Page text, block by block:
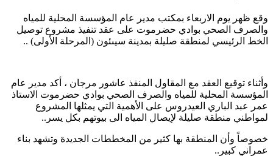
وقع ظهر يوم الاربعاء بمكتب مدير عام المؤسسة المحلية للمياه
والصرف الصحي بوادي حضرموت على عقد تنفيذ مشروع توصيل
الخط الرئيسي لمنطقة صليلة بمدينة سيىئون (المرحلة الأولى) ..
وأثناء توقيع العقد مع المقاول المنفذ عاشور مرجان ، أكد مدير عام
المؤسسة المحلية للمياه والصرف الصحي بوادي حضرموت الاستاذ
عمر عبد الباري العيدروس على الأهمية التي يمثلها المشروع
لمواطني منطقة صليلة لإيصال المياه الى بيوتهم بكل يسر..
خصوصاً وأن المنطقة بها كثير من المخططات الجديدة وتشهد بناء
عمراني كبير..